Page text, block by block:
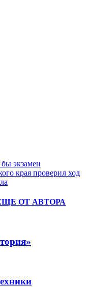
экзамен
края проверил ход
ОТ АВТОРА